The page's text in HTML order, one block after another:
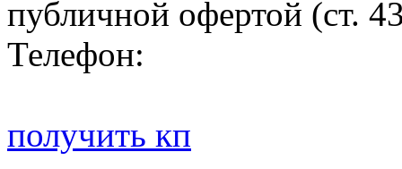
публичной офертой (ст.
Телефон:
получить кп